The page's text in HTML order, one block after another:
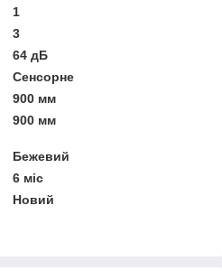
1
3
64 дБ
Сенсорне
900 мм
900 мм
Бежевий
6 міс
Новий